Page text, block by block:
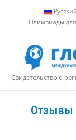
Олимпиады для
Свидетельство о
Отзывы